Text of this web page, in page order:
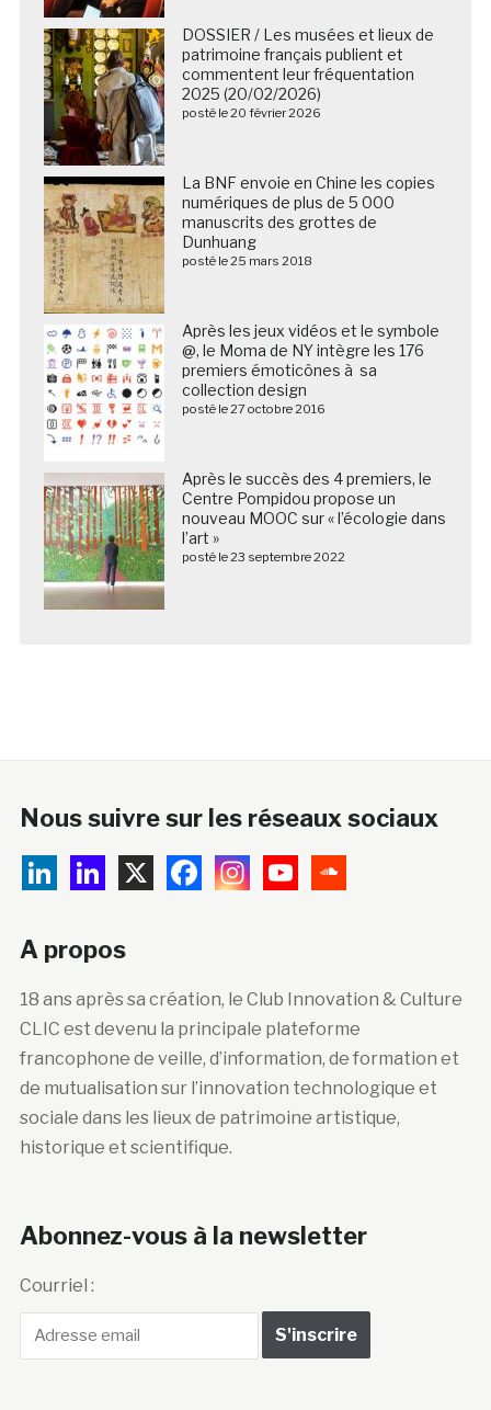
DOSSIER / Les musées et lieux de
patrimoine français publient et
commentent leur fréquentation
2025 (20/02/2026)
posté le 20 février 2026
La BNF envoie en Chine les copies
numériques de plus de 5 000
manuscrits des grottes de
Dunhuang
posté le 25 mars 2018
Après les jeux vidéos et le symbole
@, le Moma de NY intègre les 176
premiers émoticônes à sa
collection design
posté le 27 octobre 2016
Après le succès des 4 premiers, le
Centre Pompidou propose un
nouveau MOOC sur « l’écologie dans
l’art »
posté le 23 septembre 2022
Nous suivre sur les réseaux sociaux
A propos
18 ans après sa création, le Club Innovation & Culture
CLIC est devenu la principale plateforme
francophone de veille, d’information, de formation et
de mutualisation sur l’innovation technologique et
sociale dans les lieux de patrimoine artistique,
historique et scientifique.
Abonnez-vous à la newsletter
Courriel :